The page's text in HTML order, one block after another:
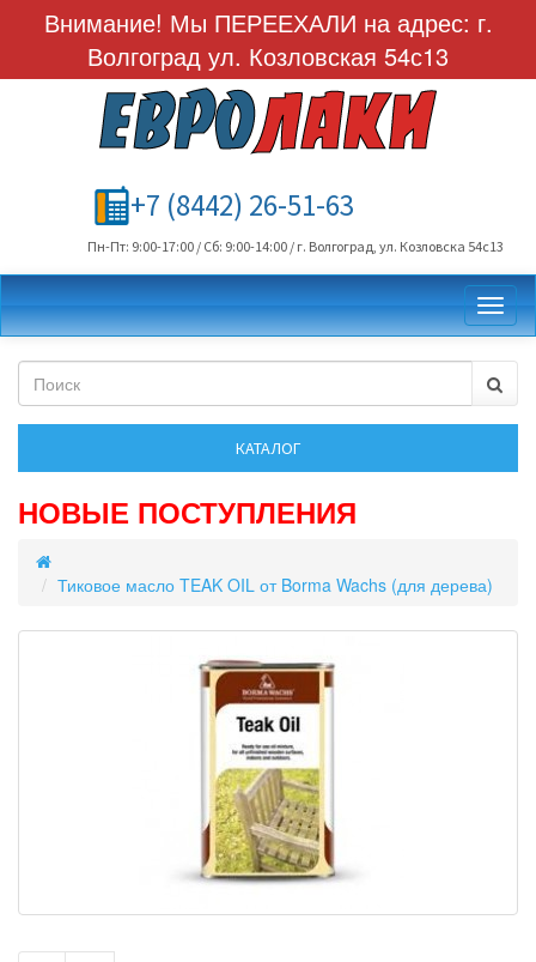
Внимание! Мы ПЕРЕЕХАЛИ на адрес: г.
Волгоград ул. Козловская 54с13
+7 (8442) 26-51-63
Пн-Пт: 9:00-17:00 / Сб: 9:00-14:00 / г. Волгоград, ул. Козловска 54с13
НОВЫЕ ПОСТУПЛЕНИЯ
Тиковое масло TEAK OIL от Borma Wachs (для дерева)